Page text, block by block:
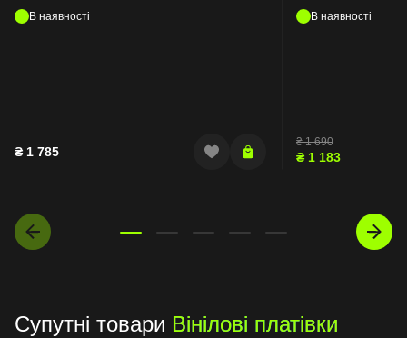
В наявності
₴ 1 785
В наявності
₴1 690
₴ 1 183
Супутні товари Вінілові платівки